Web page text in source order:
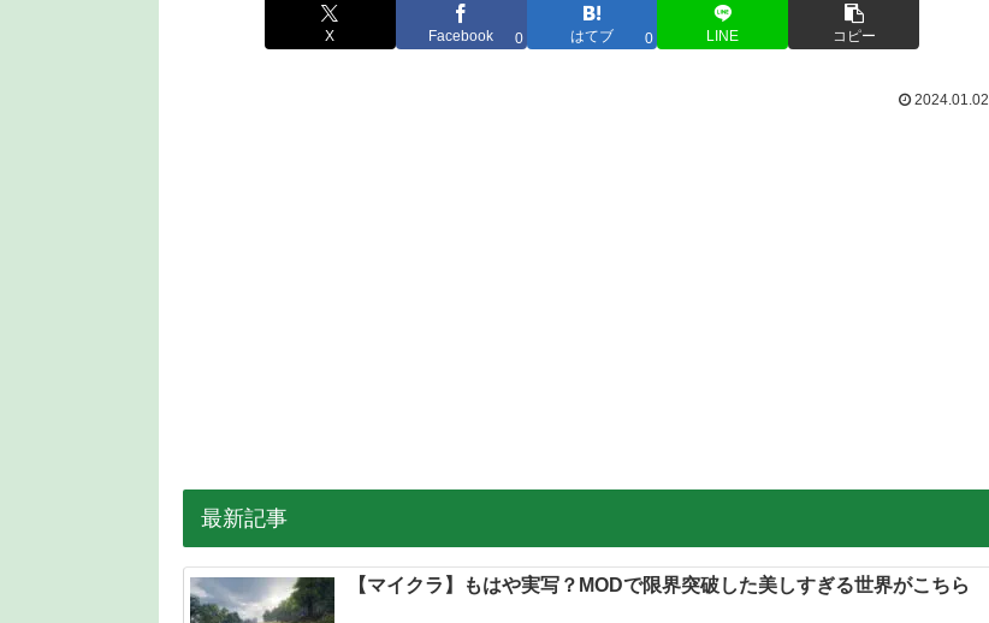
X Facebook 0 はてブ 0 LINE コピー
2024.01.02
最新記事
【マイクラ】もはや実写？MODで限界突破した美しすぎる世界がこちら